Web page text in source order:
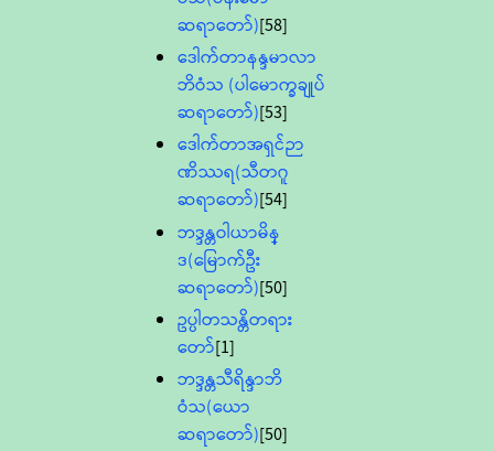
ဆရာတော်)[58]
ဒေါက်တာနန္ဒမာလာ
ဘိဝံသ (ပါမောက္ခချုပ်
ဆရာတော်)[53]
ဒေါက်တာအရှင်ဉာ
ဏိဿရ(သီတဂူ
ဆရာတော်)[54]
ဘဒ္ဒန္တဝါယာမိန္
ဒ(မြောက်ဦး
ဆရာတော်)[50]
ဥပ္ပါတသန္တိတရား
တော်[1]
ဘဒ္ဒန္တသီရိန္ဒာဘိ
ဝံသ(ယော
ဆရာတော်)[50]